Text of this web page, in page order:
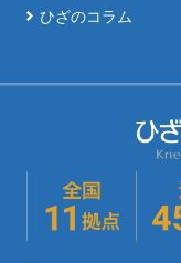
ひざのコラム